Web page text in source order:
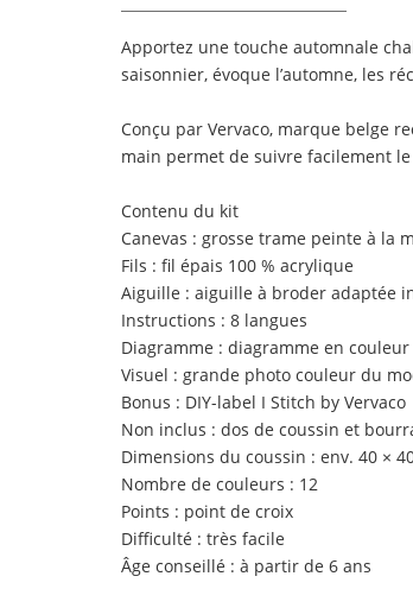
Apportez une touche automnale
saisonnier, évoque l’automne, les
Conçu par Vervaco, marque belge
main permet de suivre facilement
Contenu du kit
Canevas : grosse trame peinte à la
Fils : fil épais 100 % acrylique
Aiguille : aiguille à broder adaptée
Instructions : 8 langues
Diagramme : diagramme en couleur
Visuel : grande photo couleur du
Bonus : DIY-label I Stitch by Vervaco
Non inclus : dos de coussin et
Dimensions du coussin : env. 40 ×
Nombre de couleurs : 12
Points : point de croix
Difficulté : très facile
Âge conseillé : à partir de 6 ans